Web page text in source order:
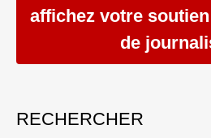
affichez votre
de
RECHERCHER